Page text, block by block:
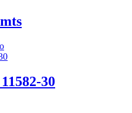
30